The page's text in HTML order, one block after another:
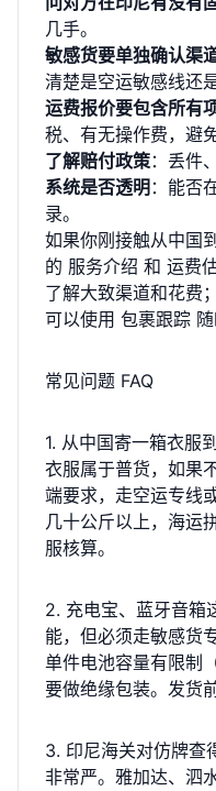
几手。
敏感货要单独确认渠
清楚是空运敏感线还
运费报价要包含所有
税、有无操作费，避
了解赔付政策：丢件
系统是否透明 ：能否
录。
如果你刚接触从中国
的 服务介绍 和 运费
了解大致渠道和花费
可以使用 包裹跟踪
常见问题 FAQ
1. 从中国寄一箱衣服
衣服属于普货，如果
端要求，走空运专线
几十公斤以上，海运
服核算。
2. 充电宝、蓝牙音箱
能，但必须走敏感货
单件电池容量有限制
要做绝缘包装。发货
3. 印尼海关对仿牌查
非常严。雅加达、泗